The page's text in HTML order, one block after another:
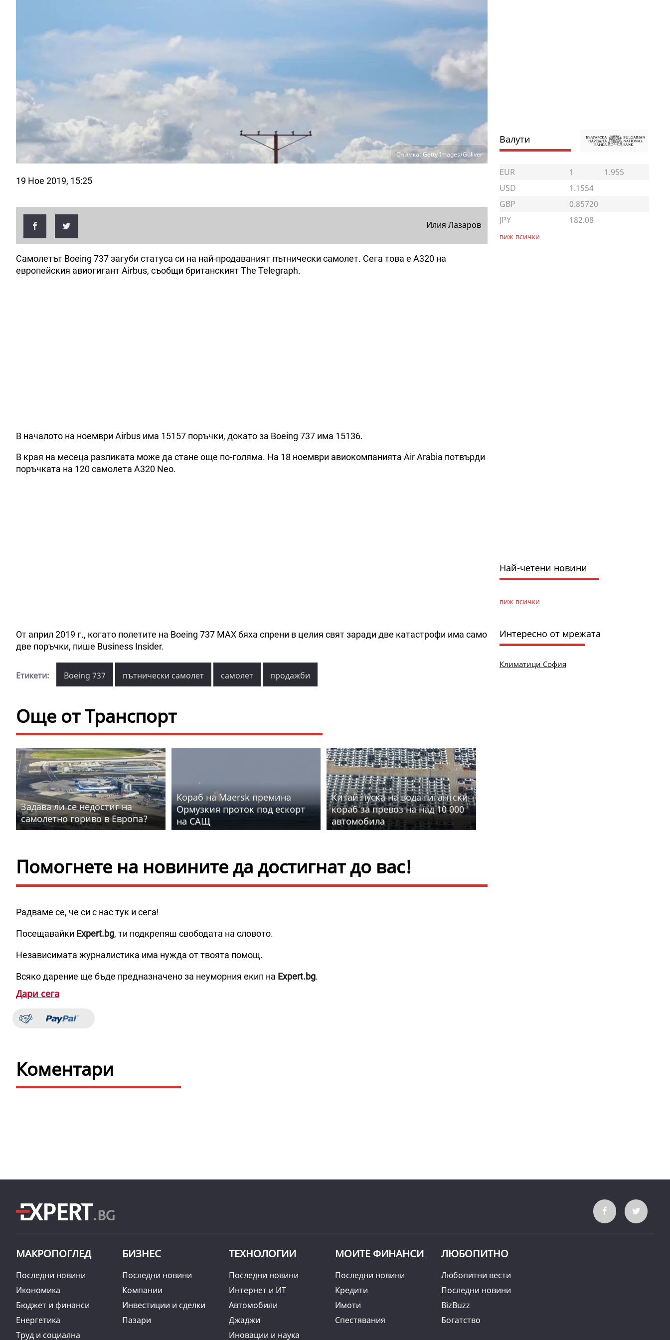
Снимка: Getty Images/Guliver
19 Ное 2019, 15:25
Илия Лазаров
Самолетът Boeing 737 загуби статуса си на най-продаваният пътнически самолет. Сега това е A320 на
европейския авиогигант Airbus, съобщи британският The Telegraph.
В началото на ноември Airbus има 15157 поръчки, докато за Boeing 737 има 15136.
В края на месеца разликата може да стане още по-голяма. На 18 ноември авиокомпанията Air Arabia потвърди
поръчката на 120 самолета A320 Neo.
От април 2019 г., когато полетите на Boeing 737 МАХ бяха спрени в целия свят заради две катастрофи има само
две поръчки, пише Business Insider.
Етикети: Boeing 737 пътнически самолет самолет продажби
Още от Транспорт
Задава ли се недостиг на
самолетно гориво в Европа?
Кораб на Maersk премина
Ормузкия проток под ескорт
на САЩ
Китай пуска на вода гигантски
кораб за превоз на над 10 000
автомобила
Помогнете на новините да достигнат до вас!
Радваме се, че си с нас тук и сега!
Посещавайки Expert.bg, ти подкрепяш свободата на словото.
Независимата журналистика има нужда от твоята помощ.
Всяко дарение ще бъде предназначено за неуморния екип на Expert.bg.
Дари сега
Коментари
Валути
EUR 1
1.955
USD
1.1554
GBP
0.85720
JPY
182.08
виж всички
Най-четени новини
виж всички
Интересно от мрежата
Климатици София
МАКРОПОГЛЕД
Последни новини
Икономика
Бюджет и финанси
Енергетика
Труд и социална
БИЗНЕС
Последни новини
Компании
Инвестиции и сделки
Пазари
ТЕХНОЛОГИИ
Последни новини
Интернет и ИТ
Автомобили
Джаджи
Иновации и наука
МОИТЕ ФИНАНСИ
Последни новини
Кредити
Имоти
Спестявания
ЛЮБОПИТНО
Любопитни вести
Последни новини
BizBuzz
Богатство